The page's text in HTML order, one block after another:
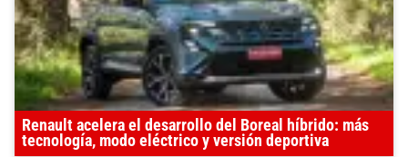
Renault acelera el desarrollo del Boreal híbrido: más
tecnología, modo eléctrico y versión deportiva